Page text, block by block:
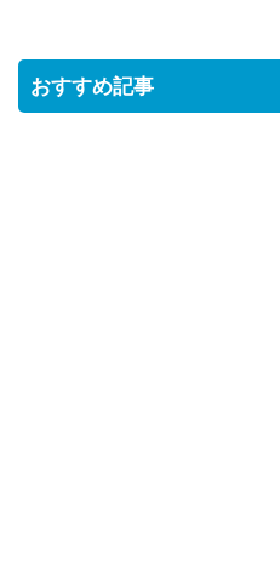
おすすめ記事